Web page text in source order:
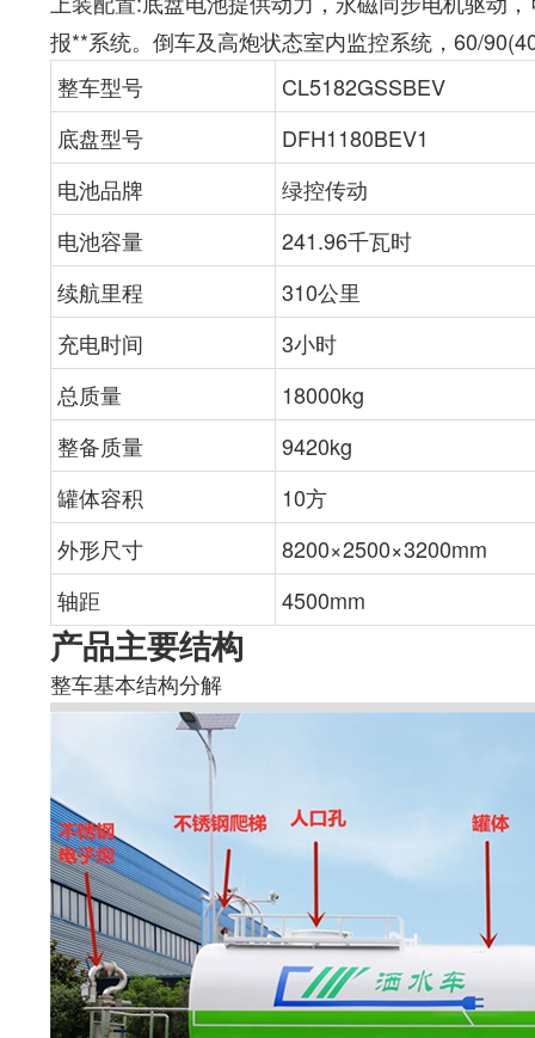
报**系统。倒车及高炮状态室内监控系统，60/
整车型号
CL5182GSSBEV
底盘型号
DFH1180BEV1
电池品牌
绿控传动
电池容量
241.96千瓦时
续航里程
310公里
充电时间
3小时
总质量
18000kg
整备质量
9420kg
罐体容积
10方
外形尺寸
8200×2500×3200mm
轴距
4500mm
产品主要结构
整车基本结构分解